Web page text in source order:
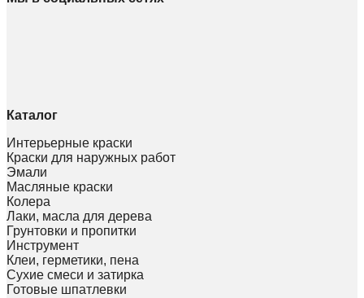
Каталог
Интерьерные краски
Краски для наружных работ
Эмали
Масляные краски
Колера
Лаки, масла для дерева
Грунтовки и пропитки
Инструмент
Клеи, герметики, пена
Сухие смеси и затирка
Готовые шпатлевки